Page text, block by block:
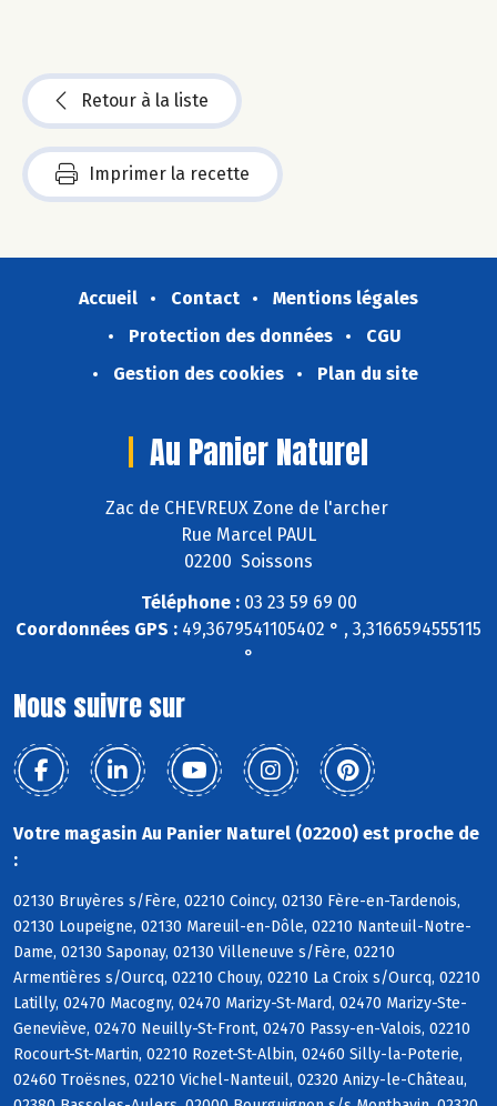
Retour à la liste
Imprimer la recette
Accueil Contact
Mentions légales
Protection des données
CGU
Gestion des cookies
Plan du site
Au Panier Naturel
Zac de CHEVREUX Zone de l'archer
Rue Marcel PAUL
02200 Soissons
Téléphone :03 23 59 69 00
Coordonnées GPS : 49,3679541105402 ° , 3,3166594555115
°
Nous suivre sur
Votre magasin Au Panier Naturel (02200) est proche de
:
02130 Bruyères s/Fère, 02210 Coincy, 02130 Fère-en-Tardenois,
02130 Loupeigne, 02130 Mareuil-en-Dôle, 02210 Nanteuil-Notre-
Dame, 02130 Saponay, 02130 Villeneuve s/Fère, 02210
Armentières s/Ourcq, 02210 Chouy, 02210 La Croix s/Ourcq, 02210
Latilly, 02470 Macogny, 02470 Marizy-St-Mard, 02470 Marizy-Ste-
Geneviève, 02470 Neuilly-St-Front, 02470 Passy-en-Valois, 02210
Rocourt-St-Martin, 02210 Rozet-St-Albin, 02460 Silly-la-Poterie,
02460 Troësnes, 02210 Vichel-Nanteuil, 02320 Anizy-le-Château,